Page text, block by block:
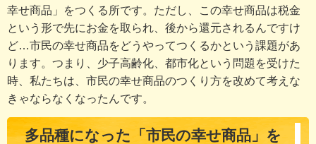
幸せ商品」をつくる所です。ただし、この幸せ商品は税金
という形で先にお金を取られ、後から還元されるんですけ
ど…市民の幸せ商品をどうやってつくるかという課題があ
ります。つまり、少子高齢化、都市化という問題を受けた
時、私たちは、市民の幸せ商品のつくり方を改めて考えな
きゃならなくなったんです。
多品種になった「市民の幸せ商品」を